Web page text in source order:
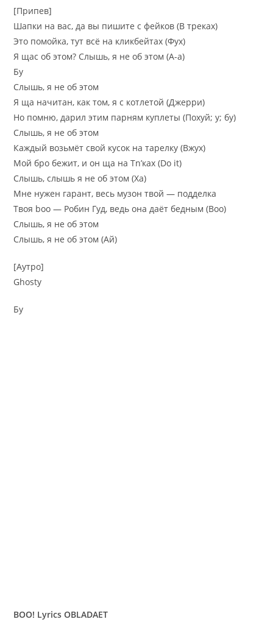
[Припев]
Шапки на вас, да вы пишите с фейков (В треках)
Это помойка, тут всё на кликбейтах (Фух)
Я щас об этом? Слышь, я не об этом (А-а)
Бу
Слышь, я не об этом
Я ща начитан, как том, я с котлетой (Джерри)
Но помню, дарил этим парням куплеты (Похуй; у; бу)
Слышь, я не об этом
Каждый возьмёт свой кусок на тарелку (Вжух)
Мой бро бежит, и он ща на Tn’ках (Do it)
Слышь, слышь я не об этом (Ха)
Мне нужен гарант, весь музон твой — подделка
Твоя boo — Робин Гуд, ведь она даёт бедным (Boo)
Слышь, я не об этом
Слышь, я не об этом (Ай)
[Аутро]
Ghosty
Бу
BOO! Lyrics OBLADAET